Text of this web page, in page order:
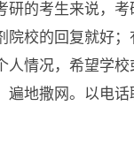
研的考生来说，
院校的回复就好
人情况，希望学
遍地撒网。以电